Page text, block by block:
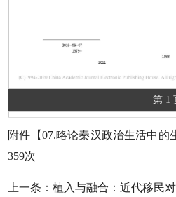
第 1
附件【07.略论秦汉政治生活中的
359次
上一条：植入与融合：近代移民